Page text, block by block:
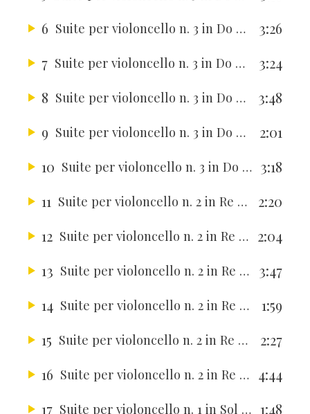
6
Suite per violoncello n. 3 in Do maggiore BWV 1009
3:26
7
Suite per violoncello n. 3 in Do maggiore BWV 1009
3:24
8
Suite per violoncello n. 3 in Do maggiore BWV 1009
3:48
9
Suite per violoncello n. 3 in Do maggiore BWV 1009
2:01
10
Suite per violoncello n. 3 in Do maggiore BWV 1009 3:18
11
Suite per violoncello n. 2 in Re minore BWV 1008
2:20
12
Suite per violoncello n. 2 in Re minore BWV 1008 2:04
13
Suite per violoncello n. 2 in Re minore BWV 1008 3:47
14
Suite per violoncello n. 2 in Re minore BWV 1008
1:59
15
Suite per violoncello n. 2 in Re minore BWV 1008
2:27
16
Suite per violoncello n. 2 in Re minore BWV 1008 4:44
17
Suite per violoncello n. 1 in Sol maggiore BWV 1007 1:48